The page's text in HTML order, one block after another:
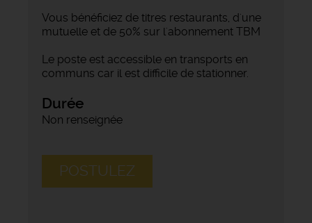
Vous bénéficiez de titres restaurants, d'une
mutuelle et de 50% sur l'abonnement TBM
Le poste est accessible en transports en
communs car il est difficile de stationner.
Durée
Non renseignée
POSTULEZ